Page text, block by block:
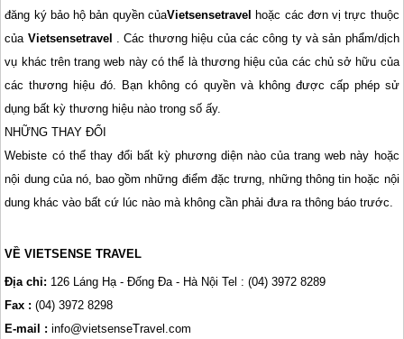
đăng ký bảo hộ bản quyền củaVietsensetravel
hoặc các đơn vị trực thuộc
của Vietsensetravel . Các thương hiệu của các công ty và sản phẩm/dịch
vụ khác trên trang web này có thể là thương hiệu của các chủ sở hữu của
các thương hiệu đó. Bạn không có quyền và không được cấp phép sử
dụng bất kỳ thương hiệu nào trong số ấy.
NHỮNG THAY ĐỔI
Webiste có thể thay đổi bất kỳ phương diện nào của trang web này hoặc
nội dung của nó, bao gồm những điểm đặc trưng, những thông tin hoặc nội
dung khác vào bất cứ lúc nào mà không cần phải đưa ra thông báo trước.
VỀ VIETSENSE TRAVEL
Địa chỉ: 126 Láng Hạ - Đống Đa - Hà Nội Tel : (04) 3972 8289
Fax : (04) 3972 8298
E-mail : info@vietsenseTravel.com